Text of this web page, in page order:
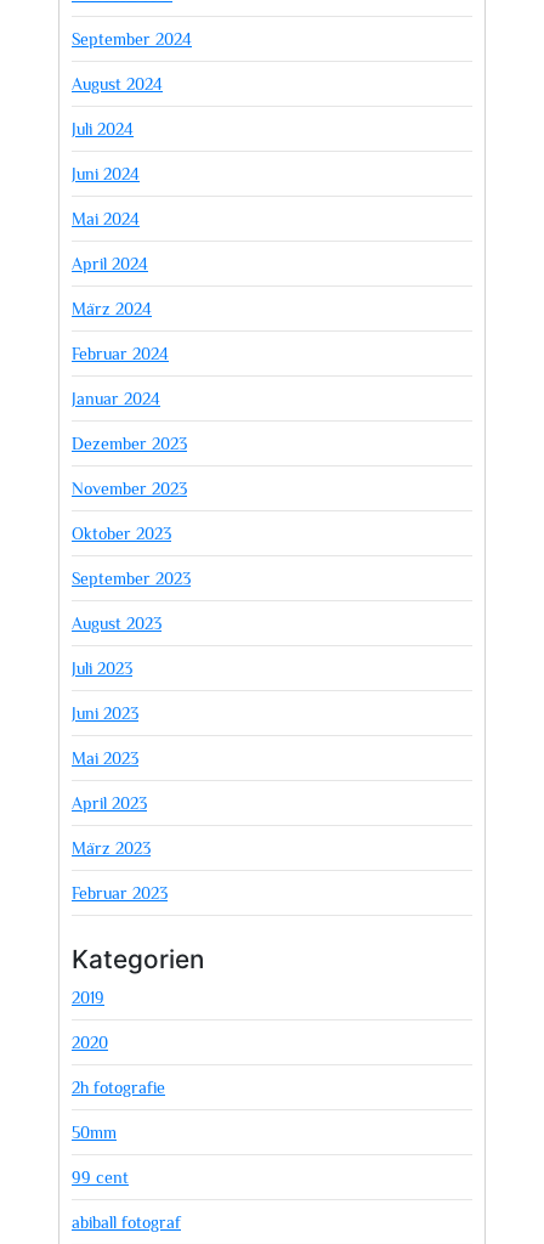
September 2024
August 2024
Juli 2024
Juni 2024
Mai 2024
April 2024
März 2024
Februar 2024
Januar 2024
Dezember 2023
November 2023
Oktober 2023
September 2023
August 2023
Juli 2023
Juni 2023
Mai 2023
April 2023
März 2023
Februar 2023
Kategorien
2019
2020
2h fotografie
50mm
99 cent
abiball fotograf